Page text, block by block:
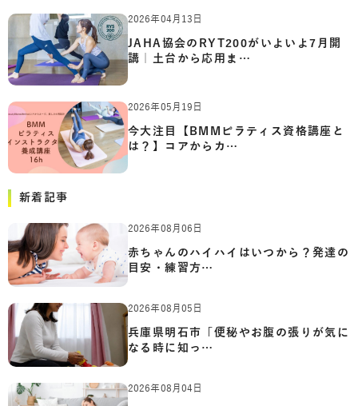
2026年04月13日
JAHA協会のRYT200がいよいよ7月開
講｜土台から応用ま…
2026年05月19日
今大注目【BMMピラティス資格講座と
は？】コアからカ…
新着記事
2026年08月06日
赤ちゃんのハイハイはいつから？発達の
目安・練習方…
2026年08月05日
兵庫県明石市「便秘やお腹の張りが気に
なる時に知っ…
2026年08月04日